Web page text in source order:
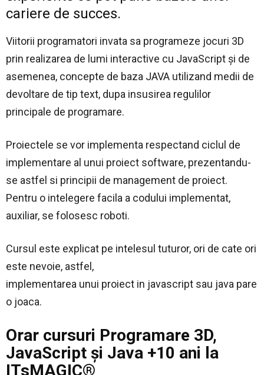
cariere de succes.
Viitorii programatori invata sa programeze jocuri 3D
prin realizarea de lumi interactive cu JavaScript şi de
asemenea, concepte de baza JAVA utilizand medii de
devoltare de tip text, dupa insusirea regulilor
principale de programare.
Proiectele se vor implementa respectand ciclul de
implementare al unui proiect software, prezentandu-
se astfel si principii de management de proiect.
Pentru o intelegere facila a codului implementat,
auxiliar, se folosesc roboti.
Cursul este explicat pe intelesul tuturor, ori de cate ori
este nevoie, astfel,
implementarea unui proiect in javascript sau java pare
o joaca.
Orar cursuri Programare 3D,
JavaScript şi Java +10 ani la
ITsMAGIC®